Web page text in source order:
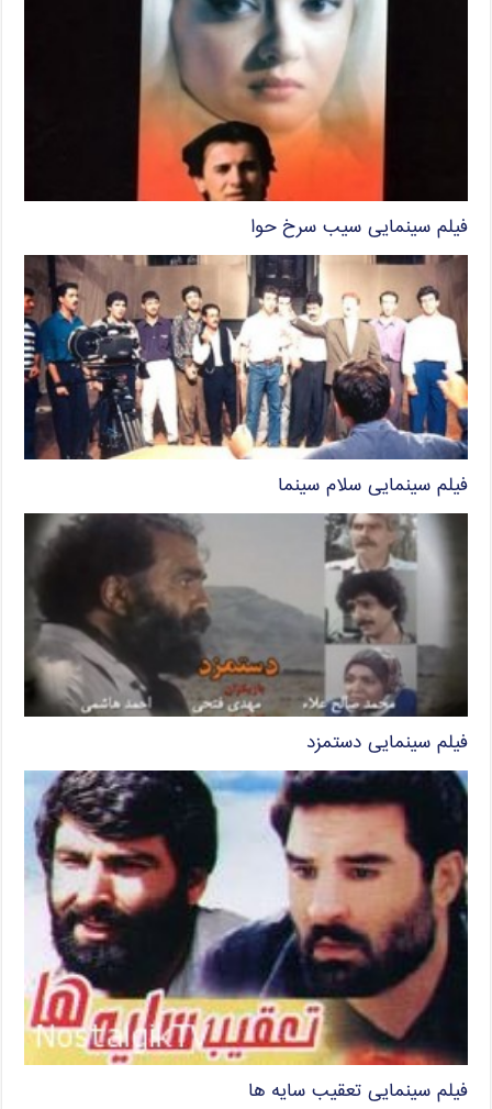
فیلم سینمایی سیب سرخ حوا
فیلم سینمایی سلام سینما
فیلم سینمایی دستمزد
فیلم سینمایی تعقیب سایه ها